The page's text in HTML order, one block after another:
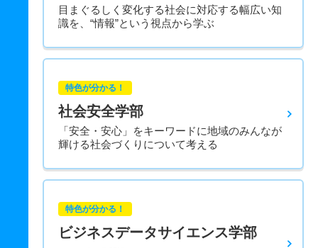
目まぐるしく変化する社会に対応する幅広い知
識を、“情報”という視点から学ぶ
特色が分かる！
社会安全学部
「安全・安心」をキーワードに地域のみんなが
輝ける社会づくりについて考える
特色が分かる！
ビジネスデータサイエンス学部